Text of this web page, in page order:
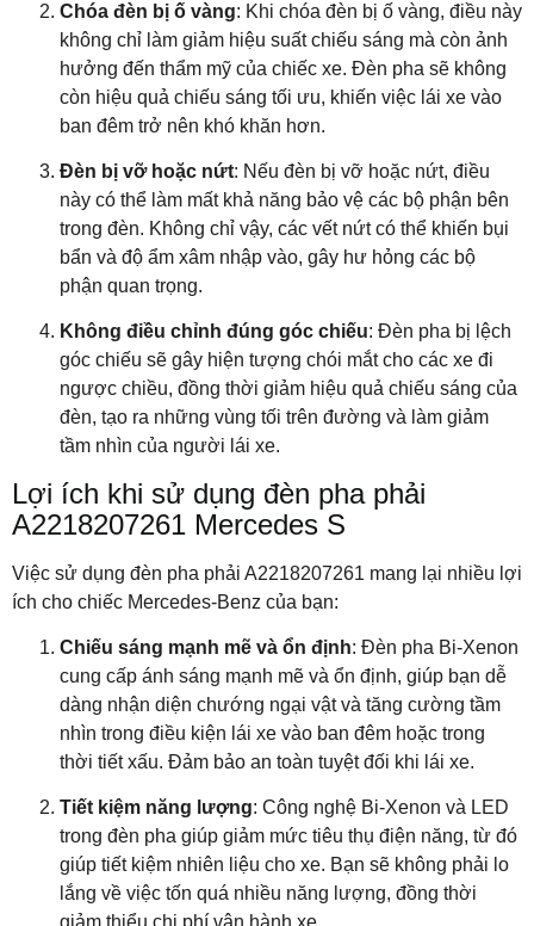
Chóa đèn bị ố vàng: Khi chóa đèn bị ố vàng, điều này
không chỉ làm giảm hiệu suất chiếu sáng mà còn ảnh
hưởng đến thẩm mỹ của chiếc xe. Đèn pha sẽ không
còn hiệu quả chiếu sáng tối ưu, khiến việc lái xe vào
ban đêm trở nên khó khăn hơn.
Đèn bị vỡ hoặc nứt: Nếu đèn bị vỡ hoặc nứt, điều
này có thể làm mất khả năng bảo vệ các bộ phận bên
trong đèn. Không chỉ vậy, các vết nứt có thể khiến bụi
bẩn và độ ẩm xâm nhập vào, gây hư hỏng các bộ
phận quan trọng.
Không điều chỉnh đúng góc chiếu: Đèn pha bị lệch
góc chiếu sẽ gây hiện tượng chói mắt cho các xe đi
ngược chiều, đồng thời giảm hiệu quả chiếu sáng của
đèn, tạo ra những vùng tối trên đường và làm giảm
tầm nhìn của người lái xe.
Lợi ích khi sử dụng đèn pha phải
A2218207261 Mercedes S
Việc sử dụng đèn pha phải A2218207261 mang lại nhiều lợi
ích cho chiếc Mercedes-Benz của bạn:
Chiếu sáng mạnh mẽ và ổn định: Đèn pha Bi-Xenon
cung cấp ánh sáng mạnh mẽ và ổn định, giúp bạn dễ
dàng nhận diện chướng ngại vật và tăng cường tầm
nhìn trong điều kiện lái xe vào ban đêm hoặc trong
thời tiết xấu. Đảm bảo an toàn tuyệt đối khi lái xe.
Tiết kiệm năng lượng: Công nghệ Bi-Xenon và LED
trong đèn pha giúp giảm mức tiêu thụ điện năng, từ đó
giúp tiết kiệm nhiên liệu cho xe. Bạn sẽ không phải lo
lắng về việc tốn quá nhiều năng lượng, đồng thời